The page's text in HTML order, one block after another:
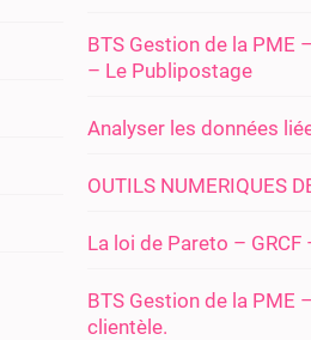
BTS Gestion de la PME
– Le Publipostage
Analyser les données
OUTILS NUMERIQUES
La loi de Pareto –
BTS Gestion de la PME
clientèle.